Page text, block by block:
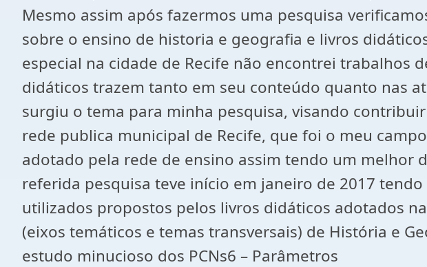
Mesmo assim após fazermos uma pesquisa
sobre o ensino de historia e geografia e livros
especial na cidade de Recife não encontrei trabalhos
didáticos trazem tanto em seu conteúdo quanto nas
surgiu o tema para minha pesquisa, visando
rede publica municipal de Recife, que foi o meu
adotado pela rede de ensino assim tendo um melhor
referida pesquisa teve início em janeiro de 2017
utilizados propostos pelos livros didáticos adotados
(eixos temáticos e temas transversais) de História e
estudo minucioso dos PCNs6 – Parâmetros